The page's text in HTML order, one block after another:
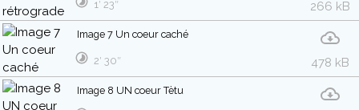
266 kB
1′ 23″
Image 7 Un coeur caché
478 kB
2′ 30″
Image 8 UN coeur Tètu